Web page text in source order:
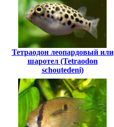
Тетраодон леопардовый или
шаротел (Tetraodon
schoutedeni)